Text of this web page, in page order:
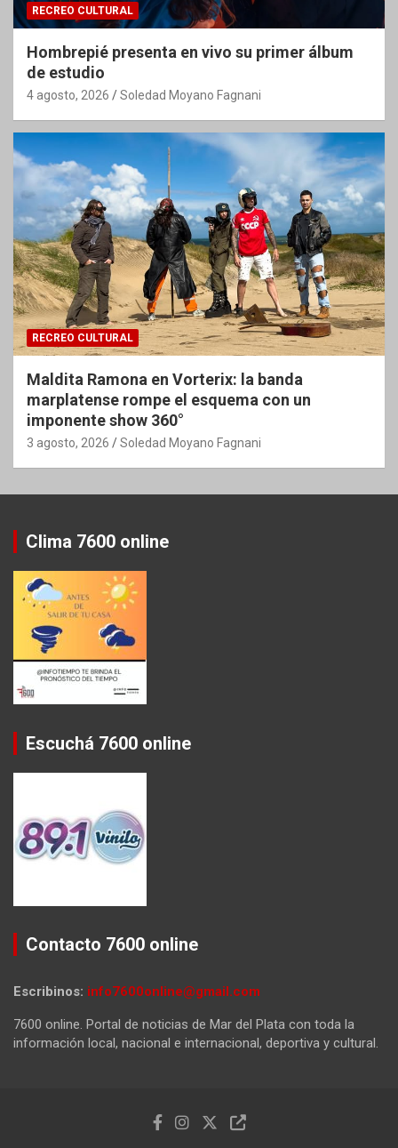
RECREO CULTURAL
Hombrepié presenta en vivo su primer álbum
de estudio
4 agosto, 2026 Soledad Moyano Fagnani
RECREO CULTURAL
Maldita Ramona en Vorterix: la banda
marplatense rompe el esquema con un
imponente show 360°
3 agosto, 2026 Soledad Moyano Fagnani
Clima 7600 online
Escuchá 7600 online
Contacto 7600 online
Escribinos: info7600online@gmail.com
7600 online. Portal de noticias de Mar del Plata con toda la
información local, nacional e internacional, deportiva y cultural.